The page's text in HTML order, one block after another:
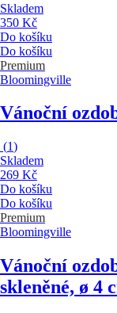
Skladem
350 Kč
Do košíku
Do košíku
Premium
Bloomingville
Vánoční
(1)
Skladem
269 Kč
Do košíku
Do košíku
Premium
Bloomingville
Vánoční
skleněné, ø 4